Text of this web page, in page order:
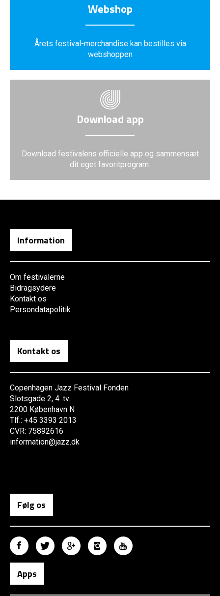
Webshop
Årets festival-merchandise kan bestilles via
webshoppen
Download app
Download festivalens officielle app og sammensæt
dit eget favoritprogram.
Information
Om festivalerne
Bidragsydere
Kontakt os
Persondatapolitik
Kontakt os
Copenhagen Jazz Festival Fonden
Slotsgade 2, 4. tv.
2200 København N
Tlf.: +45 3393 2013
CVR: 75892616
information@jazz.dk
Følg os
Apps